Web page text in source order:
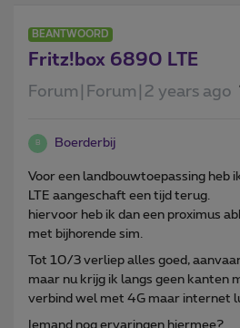
BEANTWOORD
Fritz!box 6890 LTE
Forum|Forum|2 years ago
B Boerderbij
Voor een landbouwtoepassing heb
LTE aangeschaft een tijd terug.
hiervoor heb ik dan een proximus
met bijhorende sim.
Tot 10/3 verliep alles goed,
maar nu krijg ik langs geen kanten
verbind wel met 4G maar internet
Iemand nog ervaringen hiermee?